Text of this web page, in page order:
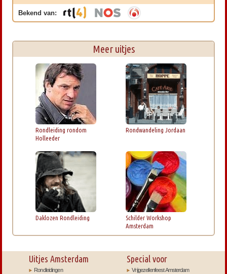
Bekend van:
Meer uitjes
Rondleiding rondom
Holleeder
Rondwandeling Jordaan
Daklozen Rondleiding
Schilder Workshop
Amsterdam
Uitjes Amsterdam
Rondleidingen
Special voor
Vrijgezellenfeest Amsterdam